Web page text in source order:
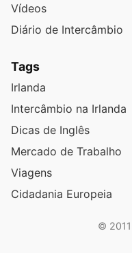
Vídeos
Diário de Intercâmbio
Tags
Irlanda
Intercâmbio na Irlanda
Dicas de Inglês
Mercado de Trabalho
Viagens
Cidadania Europeia
©